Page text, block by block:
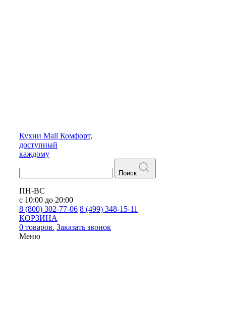
Кухни Mall Комфорт,
доступный
каждому
Поиск
ПН-ВС
с 10:00 до 20:00
8 (800) 302-77-06 8 (499) 348-15-11
КОРЗИНА
0 товаров. Заказать звонок
Меню